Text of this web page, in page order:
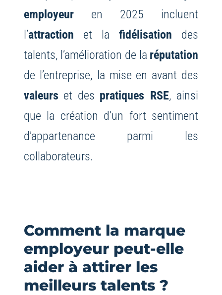
employeuren 2025 incluent
l’attraction et lafidélisation des
talents, l’amélioration de la réputation
de l’entreprise, la mise en avant des
valeurs et des pratiques RSE, ainsi
que la création d’un fort sentiment
d’appartenance parmi les
collaborateurs.
Comment la marque
employeur peut-elle
aider à attirer les
meilleurs talents ?